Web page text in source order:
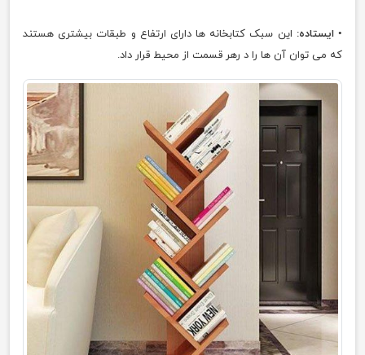
•ایستاده: این سبک کتابخانه ها دارای ارتفاع و طبقات بیشتری هستند
که می توان آن ها را د رهر قسمت از محیط قرار داد.